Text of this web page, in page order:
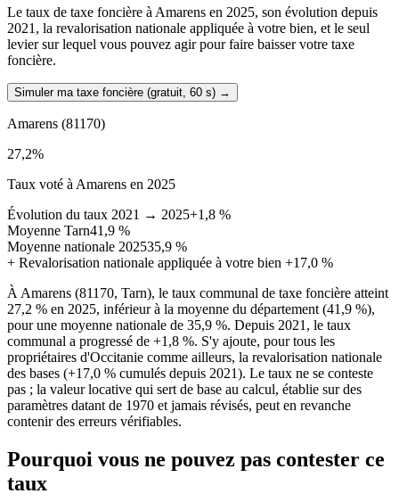
Le taux de taxe foncière à Amarens en 2025, son évolution depuis
2021, la revalorisation nationale appliquée à votre bien, et le seul
levier sur lequel vous pouvez agir pour faire baisser votre taxe
foncière.
Simuler ma taxe foncière (gratuit, 60 s) →
Amarens (81170)
27,2%
Taux voté à Amarens en 2025
Évolution du taux 2021 → 2025+1,8 %
Moyenne Tarn41,9 %
Moyenne nationale 202535,9 %
+ Revalorisation nationale appliquée à votre bien +17,0 %
À Amarens (81170, Tarn), le taux communal de taxe foncière atteint
27,2 % en 2025, inférieur à la moyenne du département (41,9 %),
pour une moyenne nationale de 35,9 %. Depuis 2021, le taux
communal a progressé de +1,8 %. S'y ajoute, pour tous les
propriétaires d'Occitanie comme ailleurs, la revalorisation nationale
des bases (+17,0 % cumulés depuis 2021). Le taux ne se conteste
pas ; la valeur locative qui sert de base au calcul, établie sur des
paramètres datant de 1970 et jamais révisés, peut en revanche
contenir des erreurs vérifiables.
Pourquoi vous ne pouvez pas contester ce
taux